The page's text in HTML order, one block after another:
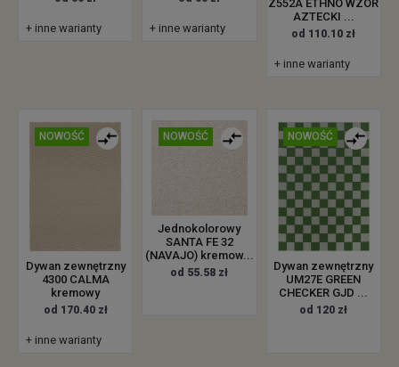
+ inne warianty + inne warianty
Z552A ETHNO WZÓR
AZTECKI ...
od 110.10 zł
+ inne warianty
NOWOŚĆ
Dywan zewnętrzny
4300 CALMA
kremowy
od 170.40 zł
+ inne warianty
NOWOŚĆ
Jednokolorowy
SANTA FE 32
(NAVAJO) kremow...
od 55.58 zł
NOWOŚĆ
Dywan zewnętrzny
UM27E GREEN
CHECKER GJD ...
od 120 zł